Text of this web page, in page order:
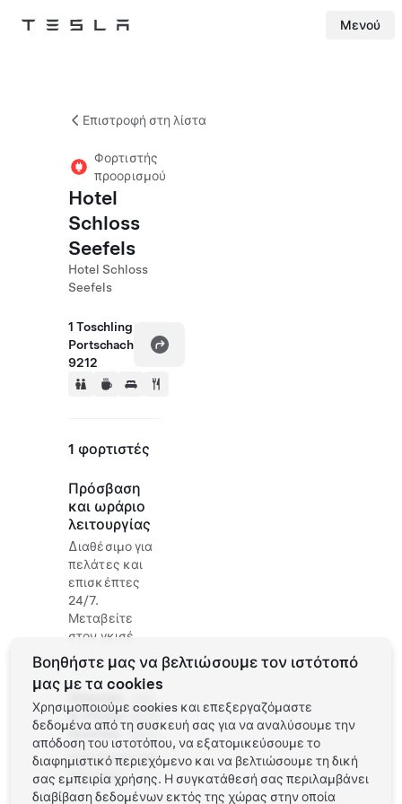
Tesla Μενού
Επιστροφή στη λίστα
Φορτιστής
προορισμού
Hotel
Schloss
Seefels
Hotel Schloss
Seefels
1 Toschling
Portschach
9212
1 φορτιστές
Πρόσβαση
και ωράριο
λειτουργίας
Διαθέσιμο για
πελάτες και
επισκέπτες
24/7.
Μεταβείτε
στον γκισέ
Website
& Phone
Number
4272
2377
http://www.see
fels.com/
Βοηθήστε μας να βελτιώσουμε τον ιστότοπό
μας με τα cookies
Χρησιμοποιούμε cookies και επεξεργαζόμαστε
δεδομένα από τη συσκευή σας για να αναλύσουμε την
απόδοση του ιστοτόπου, να εξατομικεύσουμε το
διαφημιστικό περιεχόμενο και να βελτιώσουμε τη δική
σας εμπειρία χρήσης. Η συγκατάθεσή σας περιλαμβάνει
διαβίβαση δεδομένων εκτός της χώρας στην οποία